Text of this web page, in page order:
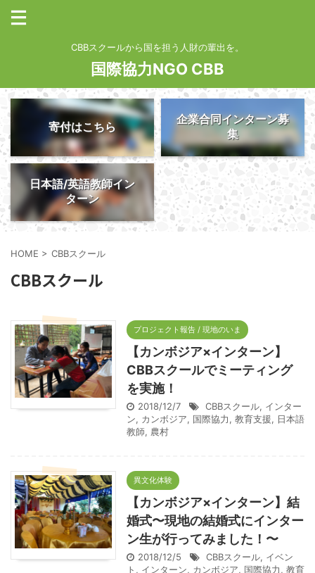
CBBスクールから国を担う人財の輩出を。
国際協力NGO CBB
寄付はこちら
企業合同インターン募
集
日本語/英語教師イン
ターン
HOME > CBBスクール
CBBスクール
プロジェクト報告 / 現地のいま
【カンボジア×インターン】
CBBスクールでミーティング
を実施！
2018/12/7 CBBスクール, インター
ン, カンボジア, 国際協力, 教育支援, 日本語
教師, 農村
異文化体験
【カンボジア×インターン】結
婚式〜現地の結婚式にインター
ン生が行ってみました！〜
2018/12/5 CBBスクール, イベン
ト , インターン, カンボジア, 国際協力, 教育